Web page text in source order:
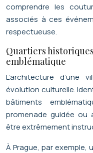
comprendre les
associés à ces
respectueuse.
Quartiers
emblématique
L’architecture
évolution culturelle.
bâtiments
promenade guidée
être extrêmement
À Prague, par exemple,